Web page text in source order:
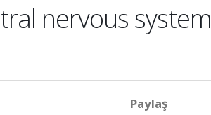
nervous system
Paylaş